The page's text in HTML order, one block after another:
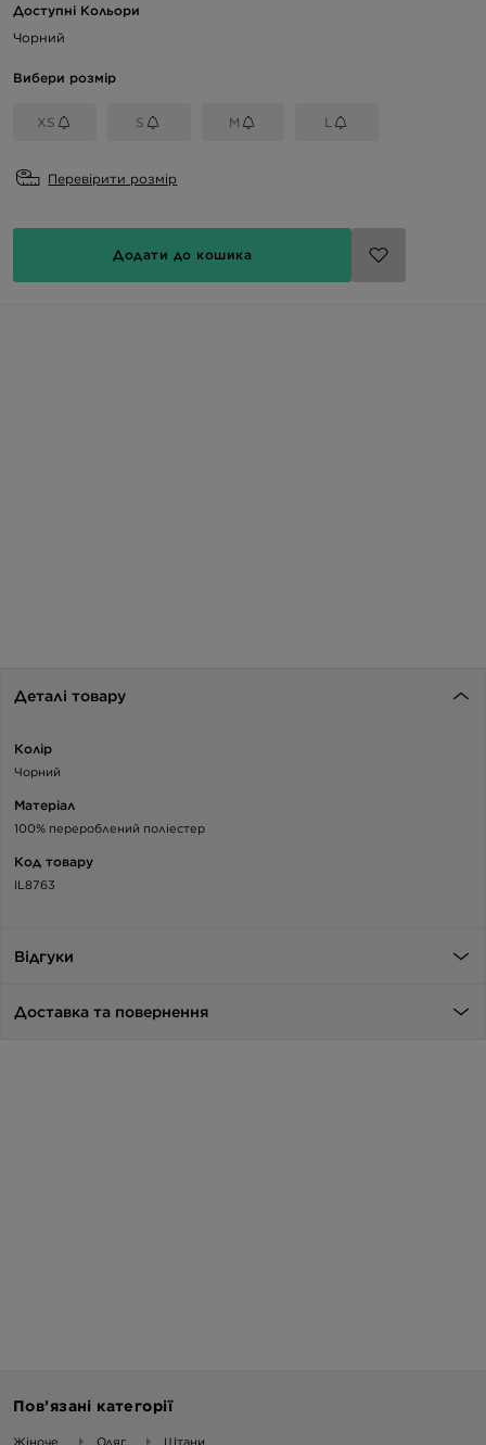
Доступні Кольори
Чорний
Вибери розмір
XS S M L
Перевірити розмір
Додати до кошика
Деталі товару
Колір
Чорний
Матеріал
100% перероблений поліестер
Код товару
IL8763
Відгуки
Доставка та повернення
Пов’язані категорії